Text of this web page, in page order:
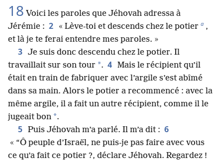
18 Voici les paroles que Jéhovah adressa à
Jérémie : 2 « Lève-toi et descends chez le potier a ,
et là je te ferai entendre mes paroles. »
3 Je suis donc descendu chez le potier. Il
travaillait sur son tour *. 4 Mais le récipient qu’il
était en train de fabriquer avec l’argile s’est abîmé
dans sa main. Alors le potier a recommencé : avec la
même argile, il a fait un autre récipient, comme il le
jugeait bon *.
5 Puis Jéhovah m’a parlé. Il m’a dit : 6
« “Ô peuple d’Israël, ne puis-je pas faire avec vous
ce qu’a fait ce potier ?, déclare Jéhovah. Regardez !